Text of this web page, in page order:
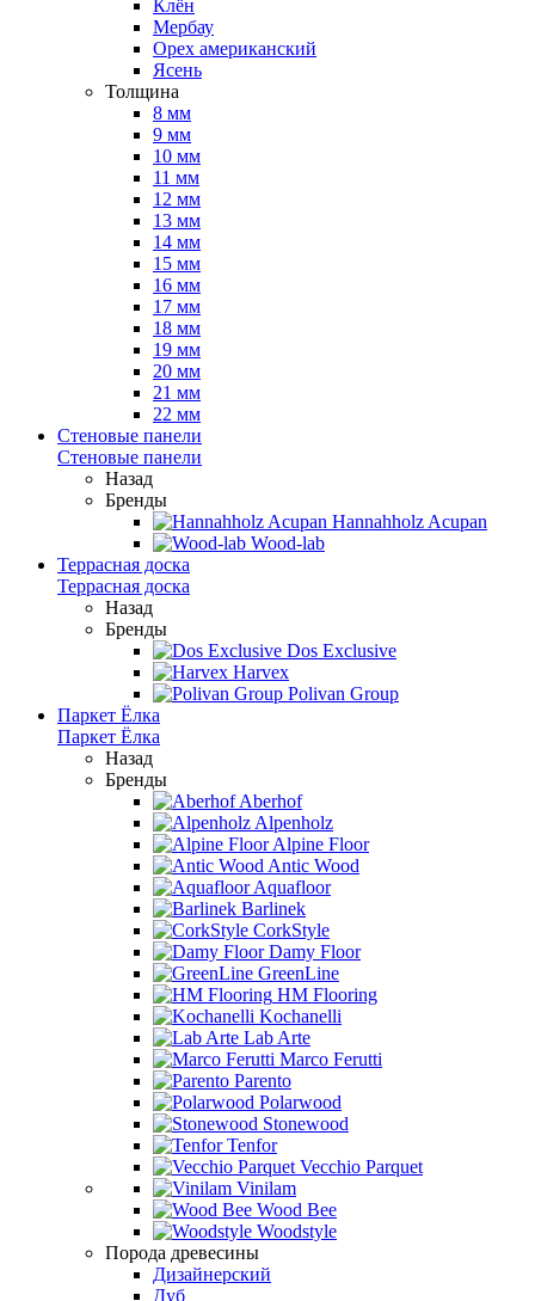
Клён
Мербау
Орех американский
Ясень
Толщина
8 мм
9 мм
10 мм
11 мм
12 мм
13 мм
14 мм
15 мм
16 мм
17 мм
18 мм
19 мм
20 мм
21 мм
22 мм
Стеновые панели
Стеновые панели
Назад
Бренды
Hannahholz Acupan
Wood-lab
Террасная доска
Террасная доска
Назад
Бренды
Dos Exclusive
Harvex
Polivan Group
Паркет Ёлка
Паркет Ёлка
Назад
Бренды
Aberhof
Alpenholz
Alpine Floor
Antic Wood
Aquafloor
Barlinek
CorkStyle
Damy Floor
GreenLine
HM Flooring
Kochanelli
Lab Arte
Marco Ferutti
Parento
Polarwood
Stonewood
Tenfor
Vecchio Parquet
Vinilam
Wood Bee
Woodstyle
Порода древесины
Дизайнерский
Дуб